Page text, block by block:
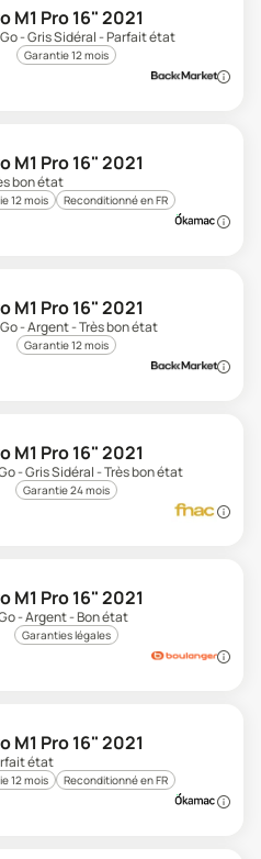
M1 Pro 16" 2021
Go - Gris Sidéral - Parfait état
Garantie 12 mois
M1 Pro 16" 2021
bon état
12 mois Reconditionné en FR
M1 Pro 16" 2021
- Argent - Très bon état
Garantie 12 mois
M1 Pro 16" 2021
- Gris Sidéral - Très bon état
Garantie 24 mois
M1 Pro 16" 2021
- Argent - Bon état
Garanties légales
M1 Pro 16" 2021
état
12 mois Reconditionné en FR